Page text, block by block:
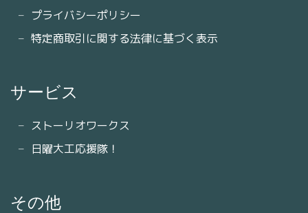
プライバシーポリシー
特定商取引に関する法律に基づく表示
サービス
ストーリオワークス
日曜大工応援隊！
その他